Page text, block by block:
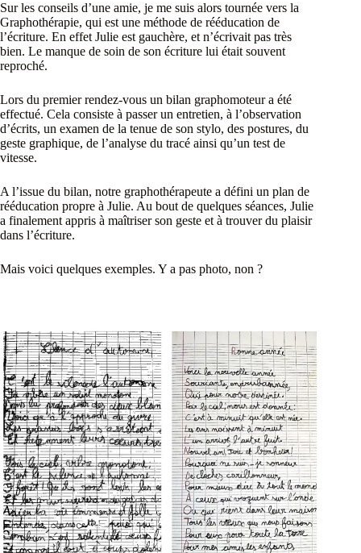
Sur les conseils d’une amie, je me suis alors tournée vers la
Graphothérapie, qui est une méthode de rééducation de
l’écriture. En effet Julie est gauchère, et n’écrivait pas très
bien. Le manque de soin de son écriture lui était souvent
reproché.
Lors du premier rendez-vous un bilan graphomoteur a été
effectué. Cela consiste à passer un entretien, à l’observation
d’écrits, un examen de la tenue de son stylo, des postures, du
geste graphique, de l’analyse du tracé ainsi qu’un test de
vitesse.
A l’issue du bilan, notre graphothérapeute a défini un plan de
rééducation propre à Julie. Au bout de quelques séances, Julie
a finalement appris à maîtriser son geste et à trouver du plaisir
dans l’écriture.
Mais voici quelques exemples. Y a pas photo, non ?